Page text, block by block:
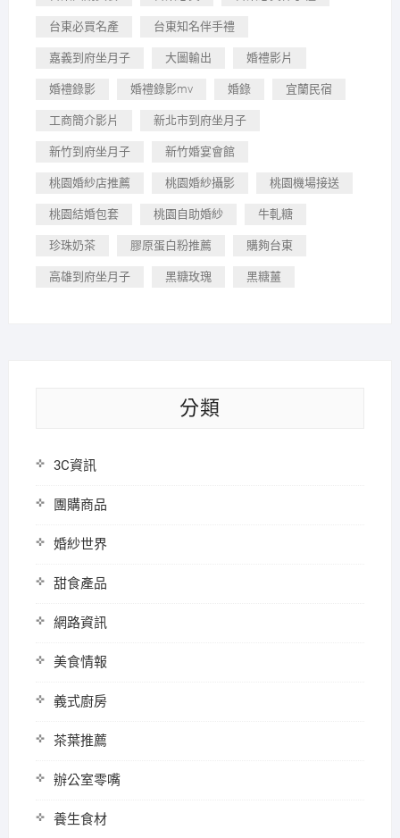
台東必買名產 台東知名伴手禮
嘉義到府坐月子 大圖輸出 婚禮影片
婚禮錄影 婚禮錄影mv 婚錄 宜蘭民宿
工商簡介影片 新北市到府坐月子
新竹到府坐月子 新竹婚宴會館
桃園婚紗店推薦 桃園婚紗攝影 桃園機場接送
桃園結婚包套 桃園自助婚紗 牛軋糖
珍珠奶茶 膠原蛋白粉推薦 購夠台東
高雄到府坐月子 黑糖玫瑰 黑糖薑
分類
3C資訊
團購商品
婚紗世界
甜食產品
網路資訊
美食情報
義式廚房
茶葉推薦
辦公室零嘴
養生食材